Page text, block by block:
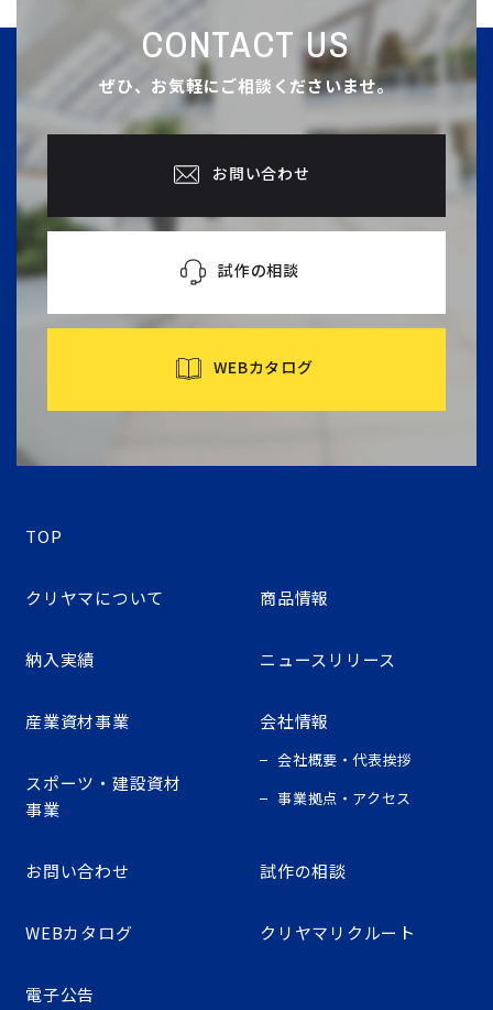
CONTACT US
ぜひ、お気軽にご相談くださいませ。
お問い合わせ
試作の相談
WEBカタログ
TOP
クリヤマについて 商品情報
納入実績 ニュースリリース
産業資材事業
スポーツ・建設資材
事業
会社情報
会社概要・代表挨拶
事業拠点・アクセス
お問い合わせ 試作の相談
WEBカタログ クリヤマリクルート
電子公告